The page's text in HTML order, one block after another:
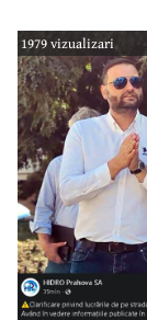
realizarea
finanțat prin
Saligny”.
1979 vizualizari